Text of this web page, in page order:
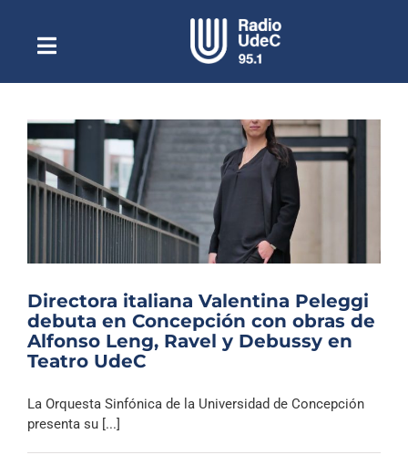
contenidoToggle
NavigationEscuchar Radio UdeC en vivo
Quiénes Somos
Programación
Podcast
Noticias
Columnas
Música Clásica
Directora italiana Valentina Peleggi
debuta en Concepción con obras de
Alfonso Leng, Ravel y Debussy en
Teatro UdeC
La Orquesta Sinfónica de la Universidad de Concepción
presenta su [...]